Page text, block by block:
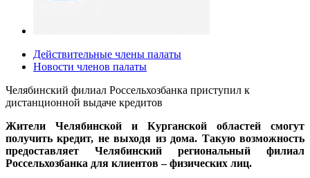
Действительные члены палаты
Новости членов палаты
Челябинский филиал Россельхозбанка приступил к
дистанционной выдаче кредитов
Жители Челябинской и Курганской областей смогут
получить кредит, не выходя из дома. Такую возможность
предоставляет Челябинский региональный филиал
Россельхозбанка для клиентов – физических лиц.